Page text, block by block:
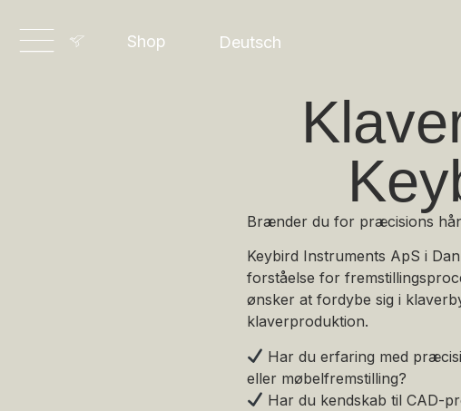
Shop Deutsch
Dansk
Brænder du for præcisions
Keybird Instruments ApS i
forståelse for
ønsker at fordybe sig i
klaverproduktion.
Har du erfaring med
eller møbelfremstilling?
Har du kendskab til CAD-